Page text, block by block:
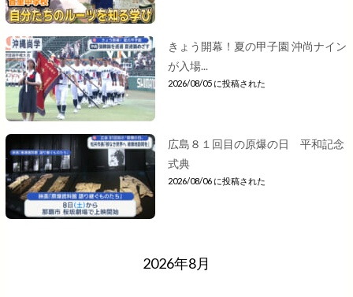
きょう開幕！夏の甲子園 沖尚ナイン
が入場...
2026/08/05 に投稿された
広島８１回目の原爆の日 平和記念
式典
2026/08/06 に投稿された
2026年8月